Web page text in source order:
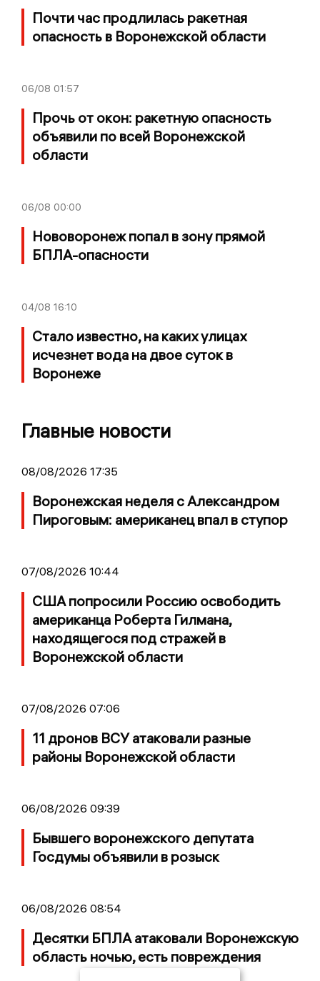
Почти час продлилась ракетная
опасность в Воронежской области
06/08 01:57
Прочь от окон: ракетную опасность
объявили по всей Воронежской
области
06/08 00:00
Нововоронеж попал в зону прямой
БПЛА-опасности
04/08 16:10
Стало известно, на каких улицах
исчезнет вода на двое суток в
Воронеже
Главные новости
08/08/2026 17:35
Воронежская неделя с Александром
Пироговым: американец впал в ступор
07/08/2026 10:44
США попросили Россию освободить
американца Роберта Гилмана,
находящегося под стражей в
Воронежской области
07/08/2026 07:06
11 дронов ВСУ атаковали разные
районы Воронежской области
06/08/2026 09:39
Бывшего воронежского депутата
Госдумы объявили в розыск
06/08/2026 08:54
Десятки БПЛА атаковали Воронежскую
область ночью, есть повреждения